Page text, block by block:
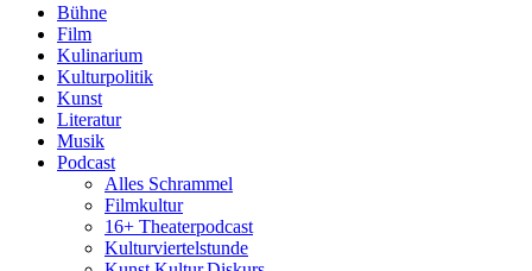
Bühne
Film
Kulinarium
Kulturpolitik
Kunst
Literatur
Musik
Podcast
Alles Schrammel
Filmkultur
16+ Theaterpodcast
Kulturviertelstunde